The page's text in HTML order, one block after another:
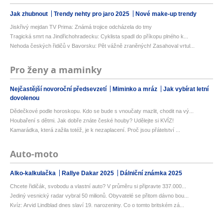
Jak zhubnout Trendy nehty pro jaro 2025 Nové make-up trendy
Jiskřivý mejdan TV Prima: Známá trojice odcházela do tmy
Tragická smrt na Jindřichohradecku: Cyklista spadl do příkopu plného k...
Nehoda českých řidičů v Bavorsku: Pět vážně zraněných! Zasahoval vrtul...
Pro ženy a maminky
Nejčastější novoroční předsevzetí Miminko a mráz
Jak vybírat letní
dovolenou
Dědečkové podle horoskopu. Kdo se bude s vnoučaty mazlit, chodit na vý...
Houbaření s dětmi. Jak dobře znáte české houby? Udělejte si KVÍZ!
Kamarádka, která zažila totéž, je k nezaplacení. Proč jsou přátelství ...
Auto-moto
Alko-kalkulačka Rallye Dakar 2025 Dálniční známka 2025
Chcete řidičák, svobodu a vlastní auto? V průměru si připravte 337.000...
Jediný vesnický radar vybral 50 milionů. Obyvatelé se přitom dávno bou...
Kvíz: Arvid Lindblad dnes slaví 19. narozeniny. Co o tomto britském zá...